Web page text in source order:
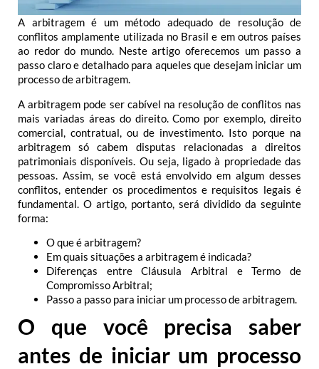
A arbitragem é um método adequado de resolução de
conflitos amplamente utilizada no Brasil e em outros países
ao redor do mundo. Neste artigo oferecemos um passo a
passo claro e detalhado para aqueles que desejam iniciar um
processo de arbitragem.
A arbitragem pode ser cabível na resolução de conflitos nas
mais variadas áreas do direito. Como por exemplo, direito
comercial, contratual, ou de investimento. Isto porque na
arbitragem só cabem disputas relacionadas a direitos
patrimoniais disponíveis. Ou seja, ligado à propriedade das
pessoas. Assim, se você está envolvido em algum desses
conflitos, entender os procedimentos e requisitos legais é
fundamental. O artigo, portanto, será dividido da seguinte
forma:
O que é arbitragem?
Em quais situações a arbitragem é indicada?
Diferenças entre Cláusula Arbitral e Termo de
Compromisso Arbitral;
Passo a passo para iniciar um processo de arbitragem.
O que você precisa saber
antes de iniciar um processo